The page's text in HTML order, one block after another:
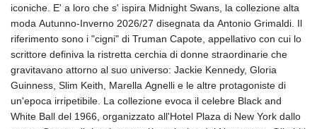
iconiche. E' a loro che s' ispira Midnight Swans, la collezione alta
moda Autunno-Inverno 2026/27 disegnata da Antonio Grimaldi. Il
riferimento sono i "cigni" di Truman Capote, appellativo con cui lo
scrittore definiva la ristretta cerchia di donne straordinarie che
gravitavano attorno al suo universo: Jackie Kennedy, Gloria
Guinness, Slim Keith, Marella Agnelli e le altre protagoniste di
un'epoca irripetibile. La collezione evoca il celebre Black and
White Ball del 1966, organizzato all'Hotel Plaza di New York dallo